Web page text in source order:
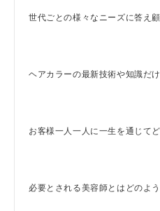
世代ごとの様々なニーズに答え
ヘアカラーの最新技術や知識だけ
お客様一人一人に一生を通じて
必要とされる美容師とはどのよ